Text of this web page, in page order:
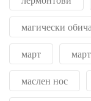
магически
март
маслен нос